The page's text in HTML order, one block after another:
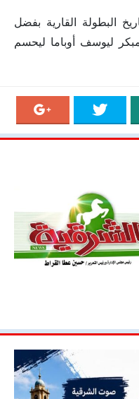
البطولة القارية بفضل
ليوسف أوباما ليحسم